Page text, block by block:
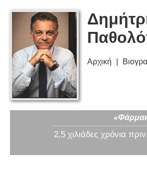
Αρχική
2,5 χιλιάδες χρόνια